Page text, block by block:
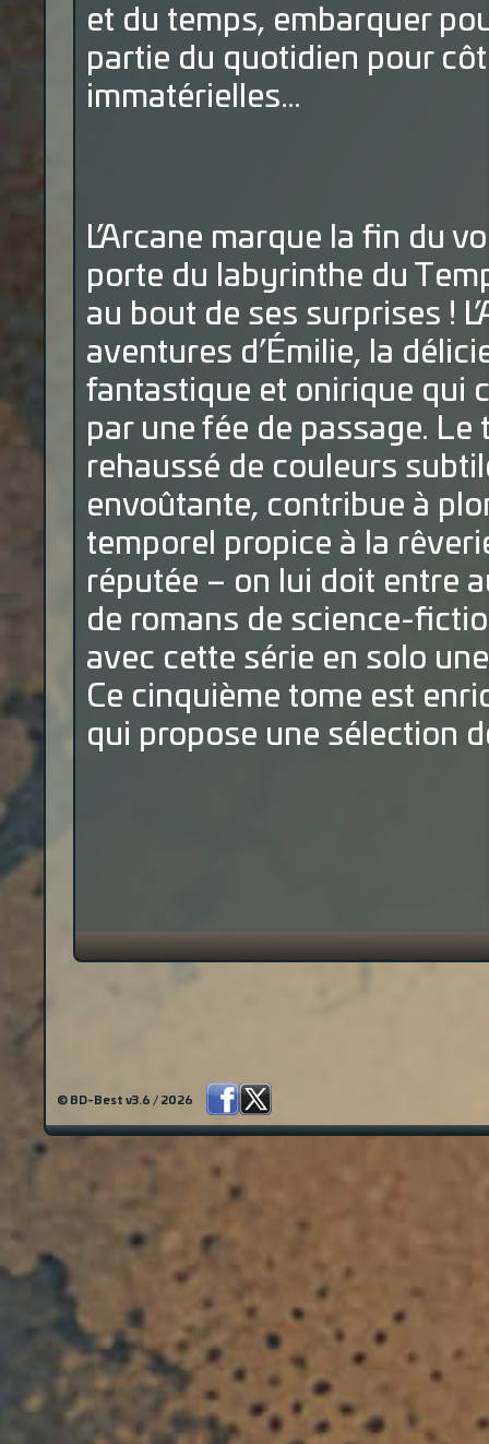
et du temps, embarquer
partie du quotidien pour
immatérielles…
L’Arcane marque la fin du
porte du labyrinthe du
au bout de ses surprises !
aventures d’Émilie, la
fantastique et onirique qui
par une fée de passage.
rehaussé de couleurs
envoûtante, contribue à
temporel propice à la
réputée – on lui doit entre
de romans de science-
avec cette série en solo
Ce cinquième tome est
qui propose une sélection
© BD-Best v3.6 / 2026